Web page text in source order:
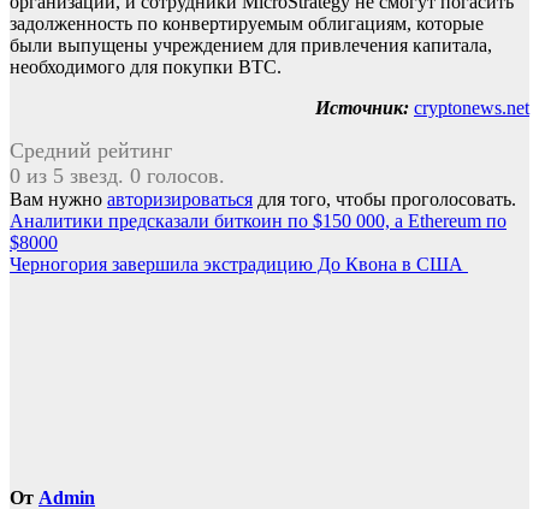
задолженность по конвертируемым облигациям, которые
были выпущены учреждением для привлечения капитала,
необходимого для покупки BTC.
Источник: cryptonews.net
Средний рейтинг
0 из 5 звезд. 0 голосов.
Вам нужно авторизироваться для того, чтобы проголосовать.
Навигация
по
Аналитики предсказали биткоин по $150 000, а Ethereum по
$8000
Черногория завершила экстрадицию До Квона в США
От Admin